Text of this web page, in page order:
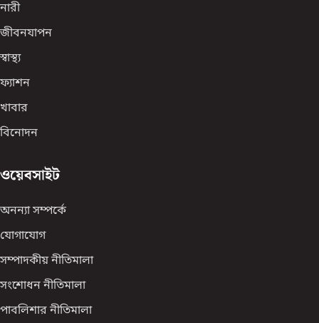
নারী
জীবনযাপন
স্বাস্থ্য
ফ্যাশন
খাবার
বিনোদন
ওয়েবসাইট
অনন্যা সম্পর্কে
যোগাযোগ
সম্পাদকীয় নীতিমালা
সংশোধন নীতিমালা
পাবলিশার নীতিমালা